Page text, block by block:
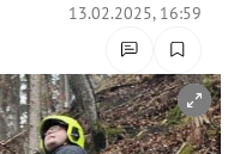
13.02.2025, 16:59